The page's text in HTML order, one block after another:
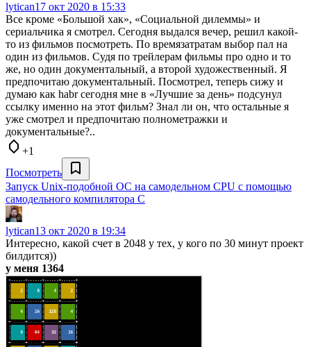
lytican17 окт 2020 в 15:33
Все кроме «Большой хак», «Социальной дилеммы» и
сериальчика я смотрел. Сегодня выдался вечер, решил какой-
то из фильмов посмотреть. По времязатратам выбор пал на
один из фильмов. Судя по трейлерам фильмы про одно и то
же, но один документальный, а второй художественный. Я
предпочитаю документальный. Посмотрел, теперь сижу и
думаю как habr сегодня мне в «Лучшие за день» подсунул
ссылку именно на этот фильм? Знал ли он, что остальные я
уже смотрел и предпочитаю полнометражки и
документальные?..
+1
Посмотреть
Запуск Unix-подобной ОС на самодельном CPU с помощью
самодельного компилятора C
lytican13 окт 2020 в 19:34
Интересно, какой счет в 2048 у тех, у кого по 30 минут проект
билдится))
у меня 1364